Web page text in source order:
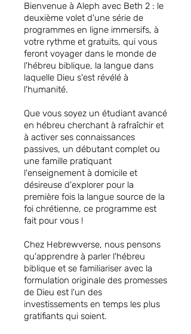
Bienvenue à Aleph avec Beth 2 : le
deuxième volet d'une série de
programmes en ligne immersifs, à
votre rythme et gratuits, qui vous
feront voyager dans le monde de
l'hébreu biblique, la langue dans
laquelle Dieu s'est révélé à
l'humanité.
Que vous soyez un étudiant avancé
en hébreu cherchant à rafraîchir et
à activer ses connaissances
passives, un débutant complet ou
une famille pratiquant
l'enseignement à domicile et
désireuse d'explorer pour la
première fois la langue source de la
foi chrétienne, ce programme est
fait pour vous !
Chez Hebrewverse, nous pensons
qu'apprendre à parler l'hébreu
biblique et se familiariser avec la
formulation originale des promesses
de Dieu est l'un des
investissements en temps les plus
gratifiants qui soient.